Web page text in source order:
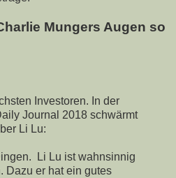
Mungers Augen so
Investoren. In der
Journal 2018 schwärmt
Li Lu:
Li Lu ist wahnsinnig
Dazu er hat ein gutes